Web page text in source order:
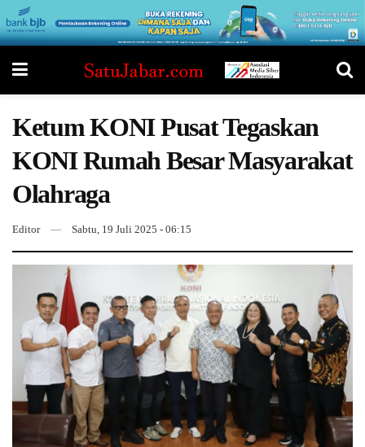
Ketum KONI Pusat Tegaskan
KONI Rumah Besar Masyarakat
Olahraga
Editor Sabtu, 19 Juli 2025 - 06:15